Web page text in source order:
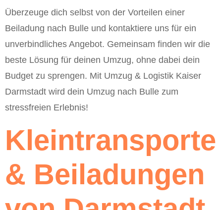
Überzeuge dich selbst von der Vorteilen einer
Beiladung nach Bulle und kontaktiere uns für ein
unverbindliches Angebot. Gemeinsam finden wir die
beste Lösung für deinen Umzug, ohne dabei dein
Budget zu sprengen. Mit Umzug & Logistik Kaiser
Darmstadt wird dein Umzug nach Bulle zum
stressfreien Erlebnis!
Kleintransporte
& Beiladungen